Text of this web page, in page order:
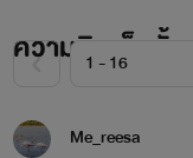
ความคิดเห็นทั้ง
Me_reesa